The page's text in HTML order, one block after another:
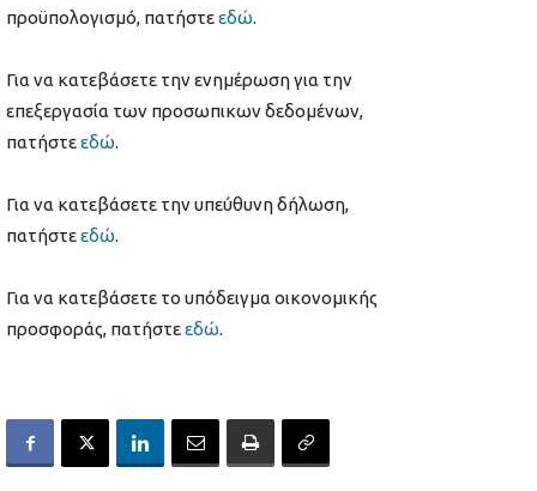
προϋπολογισμό, πατήστεεδώ.
Για να κατεβάσετε την ενημέρωση για την
επεξεργασία των προσωπικων δεδομένων,
πατήστεεδώ.
Για να κατεβάσετε την υπεύθυνη δήλωση,
πατήστεεδώ.
Για να κατεβάσετε το υπόδειγμα οικονομικής
προσφοράς, πατήστεεδώ.